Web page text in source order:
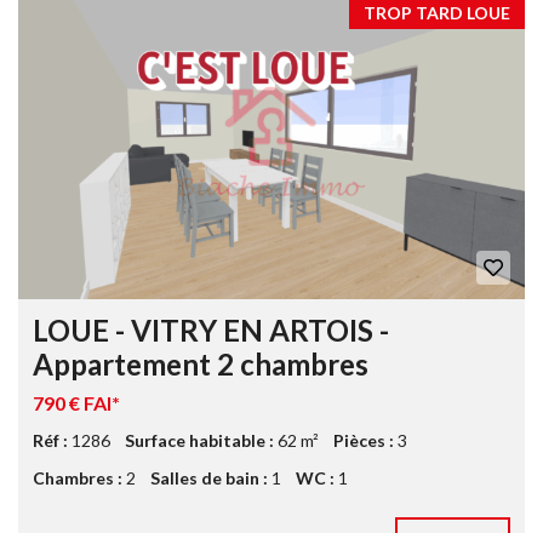
TROP TARD LOUE
LOUE - VITRY EN ARTOIS -
Appartement 2 chambres
790 € FAI*
Réf : 1286 Surface habitable : 62 m² Pièces : 3
Chambres : 2 Salles de bain : 1 WC : 1